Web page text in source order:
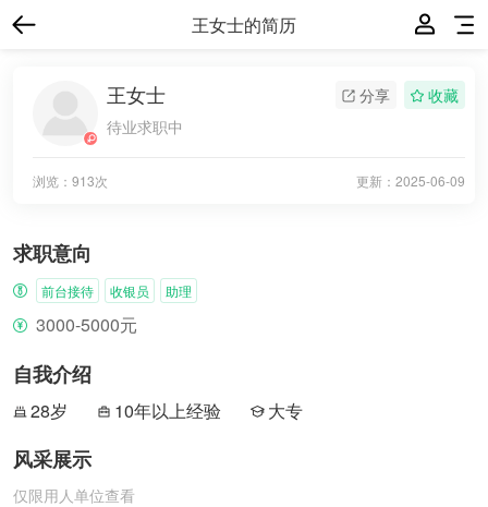
王女士的简历
分享 收藏
王女士
待业求职中
更新： 2025-06-09
浏览：913次
求职意向
前台接待 收银员 助理
3000-5000元
自我介绍
28岁 10年以上经验 大专
风采展示
仅限用人单位查看